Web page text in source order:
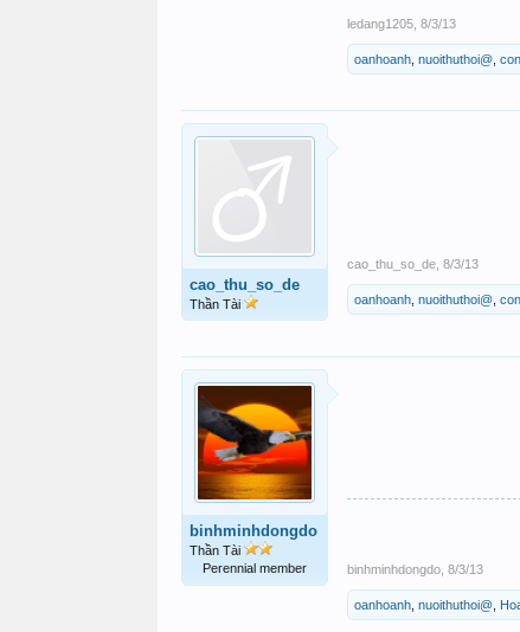
ledang1205 8/3/13
oanhoanh nuoithuthoi@
cao_thu_so_de
Thần Tài
cao_thu_so_de 8/3/13
oanhoanh nuoithuthoi@
binhminhdongdo
Thần Tài
Perennial member
binhminhdongdo 8/3/13
oanhoanh nuoithuthoi@